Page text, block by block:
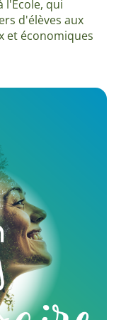
l'École, qui
d'élèves aux
et économiques